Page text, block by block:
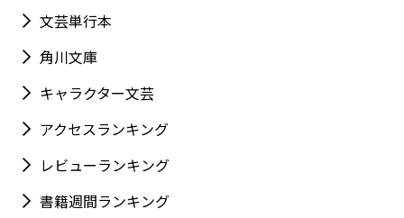
文芸単行本
角川文庫
キャラクター文芸
アクセスランキング
レビューランキング
書籍週間ランキング